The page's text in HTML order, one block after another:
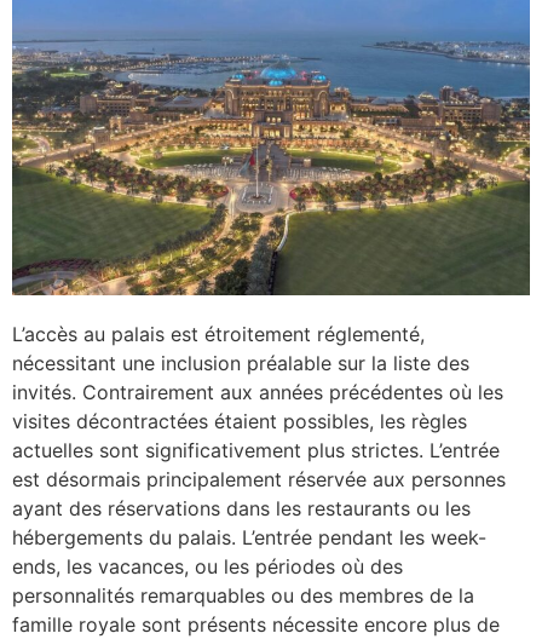
L’accès au palais est étroitement réglementé,
nécessitant une inclusion préalable sur la liste des
invités. Contrairement aux années précédentes où les
visites décontractées étaient possibles, les règles
actuelles sont significativement plus strictes. L’entrée
est désormais principalement réservée aux personnes
ayant des réservations dans les restaurants ou les
hébergements du palais. L’entrée pendant les week-
ends, les vacances, ou les périodes où des
personnalités remarquables ou des membres de la
famille royale sont présents nécessite encore plus de